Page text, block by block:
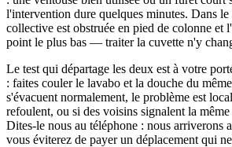
l'intervention dure quelques minutes. Dans le
collective est obstruée en pied de colonne et
point le plus bas — traiter la cuvette n'y
Le test qui départage les deux est à votre
: faites couler le lavabo et la douche du
s'évacuent normalement, le problème est
refoulent, ou si des voisins signalent la
Dites-le nous au téléphone : nous arriverons
vous éviterez de payer un déplacement qui